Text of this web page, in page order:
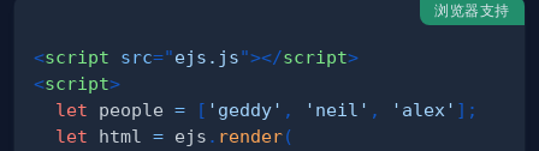
浏览器支持
<script src="ejs.js"></script>
<script>
let people = [ 'geddy' , 'neil' , 'alex' ] ;
let html = ejs . render(